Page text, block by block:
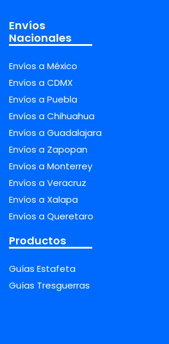
Envíos
Nacionales
Envíos a México
Envíos a CDMX
Envíos a Puebla
Envíos a Chihuahua
Envíos a Guadalajara
Envíos a Zapopan
Envíos a Monterrey
Envíos a Veracruz
Envíos a Xalapa
Envíos a Queretaro
Productos
Guías Estafeta
Guías Tresguerras